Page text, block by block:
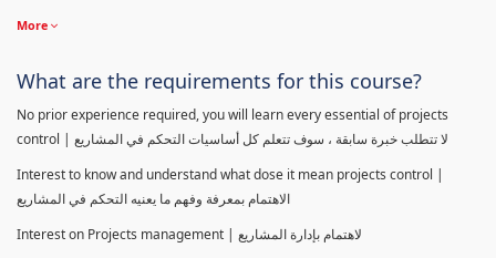
More
What are the requirements for this course?
No prior experience required, you will learn every essential of projects
control | لا تتطلب خبرة سابقة ، سوف تتعلم كل أساسيات التحكم في المشاريع
Interest to know and understand what dose it mean projects control |
الاهتمام بمعرفة وفهم ما يعنيه التحكم في المشاريع
Interest on Projects management | لاهتمام بإدارة المشاريع